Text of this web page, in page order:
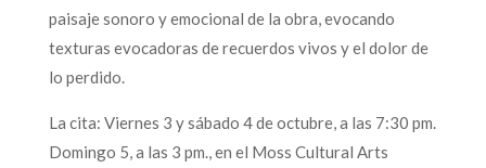
paisaje sonoro y emocional de la obra, evocando
texturas evocadoras de recuerdos vivos y el dolor de
lo perdido.
La cita: Viernes 3 y sábado 4 de octubre, a las 7:30 pm.
Domingo 5, a las 3 pm., en el Moss Cultural Arts